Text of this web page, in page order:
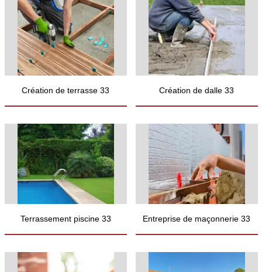
Création de terrasse 33 Création de dalle 33
Terrassement piscine 33 Entreprise de maçonnerie 33